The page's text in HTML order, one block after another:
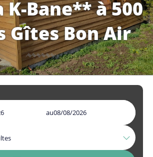
K-Bane** à 500
Gîtes Bon Air
au